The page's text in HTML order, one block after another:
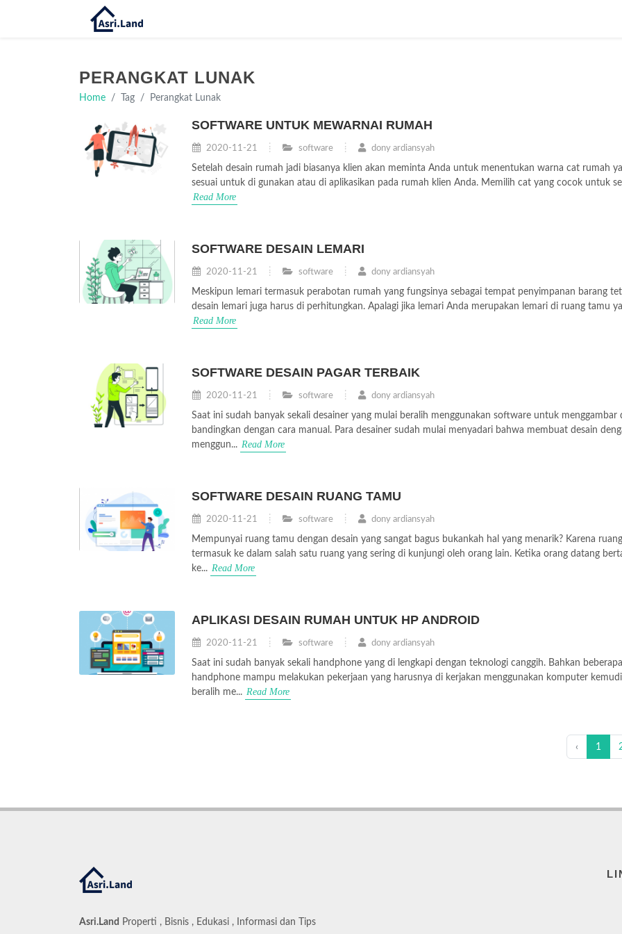
PERANGKAT LUNAK
Home Tag Perangkat Lunak
SOFTWARE UNTUK MEWARNAI RUMAH
2020-11-21 software dony ardiansyah
Setelah desain rumah jadi biasanya klien akan meminta Anda untuk menentukan warna cat rumah
sesuai untuk di gunakan atau di aplikasikan pada rumah klien Anda. Memilih cat yang cocok untuk
Read More
SOFTWARE DESAIN LEMARI
2020-11-21 software dony ardiansyah
Meskipun lemari termasuk perabotan rumah yang fungsinya sebagai tempat penyimpanan barang
desain lemari juga harus di perhitungkan. Apalagi jika lemari Anda merupakan lemari di ruang tamu
Read More
SOFTWARE DESAIN PAGAR TERBAIK
2020-11-21 software dony ardiansyah
Saat ini sudah banyak sekali desainer yang mulai beralih menggunakan software untuk menggambar
bandingkan dengan cara manual. Para desainer sudah mulai menyadari bahwa membuat desain
menggun... Read More
SOFTWARE DESAIN RUANG TAMU
2020-11-21 software dony ardiansyah
Mempunyai ruang tamu dengan desain yang sangat bagus bukankah hal yang menarik? Karena ruang
termasuk ke dalam salah satu ruang yang sering di kunjungi oleh orang lain. Ketika orang datang
ke... Read More
APLIKASI DESAIN RUMAH UNTUK HP ANDROID
2020-11-21 software dony ardiansyah
Saat ini sudah banyak sekali handphone yang di lengkapi dengan teknologi canggih. Bahkan beberapa
handphone mampu melakukan pekerjaan yang harusnya di kerjakan menggunakan komputer
beralih me... Read More
‹ 1
Asri.Land Properti , Bisnis , Edukasi , Informasi dan Tips